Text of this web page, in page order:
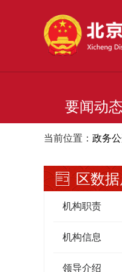
要闻动态
当前位置： 政务
区数
机构职责
机构信息
领导介绍